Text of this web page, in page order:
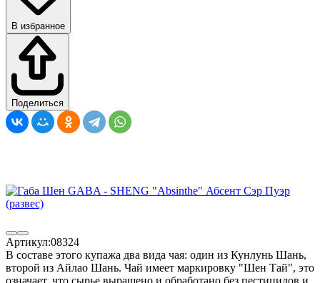
В избранное
Поделиться
Артикул:08324
В составе этого купажа два вида чая: один из Кунлунь Шань,
второй из Айлао Шань. Чай имеет маркировку "Шен Тай", это
означает, что сырье выращено и обработано без пестицидов и